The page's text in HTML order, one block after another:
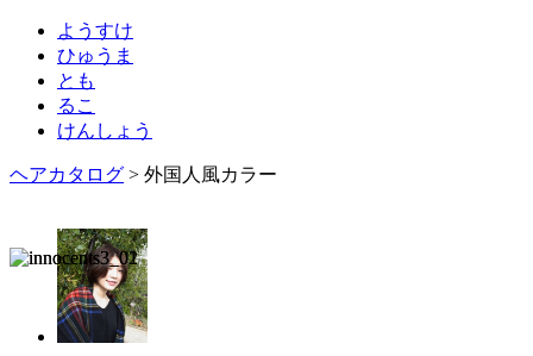
ようすけ
ひゅうま
とも
るこ
けんしょう
ヘアカタログ > 外国人風カラー